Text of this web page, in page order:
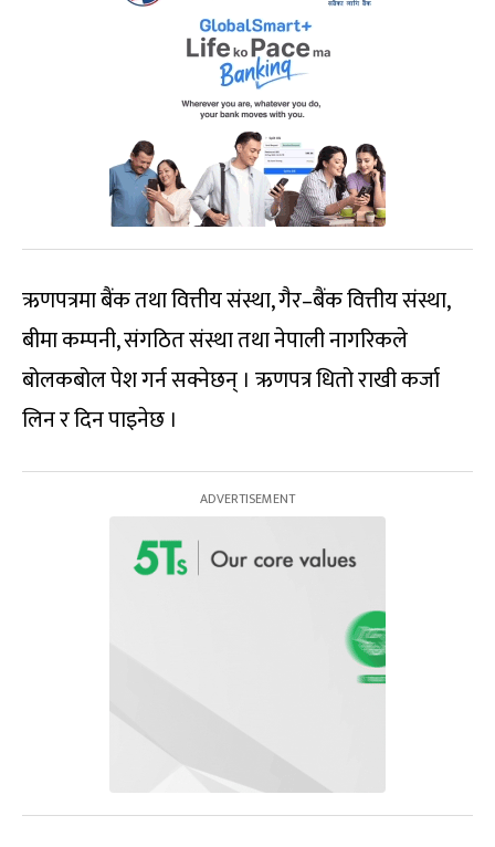
ऋणपत्रमा बैंक तथा वित्तीय संस्था, गैर–बैंक वित्तीय संस्था,
बीमा कम्पनी, संगठित संस्था तथा नेपाली नागरिकले
बोलकबोल पेश गर्न सक्नेछन् । ऋणपत्र धितो राखी कर्जा
लिन र दिन पाइनेछ ।